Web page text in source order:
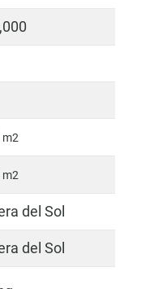
m2
m2
del Sol
del Sol